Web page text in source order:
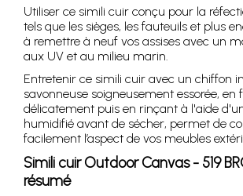
Utiliser ce simili cuir conçu pour la
tels que les sièges, les fauteuils et plus
à remettre à neuf vos assises avec un
aux UV et au milieu marin.
Entretenir ce simili cuir avec un chiffon
savonneuse soigneusement essorée, en
délicatement puis en rinçant à l'aide
humidifié avant de sécher, permet de
facilement l’aspect de vos meubles
Simili cuir Outdoor Canvas - 519
résumé